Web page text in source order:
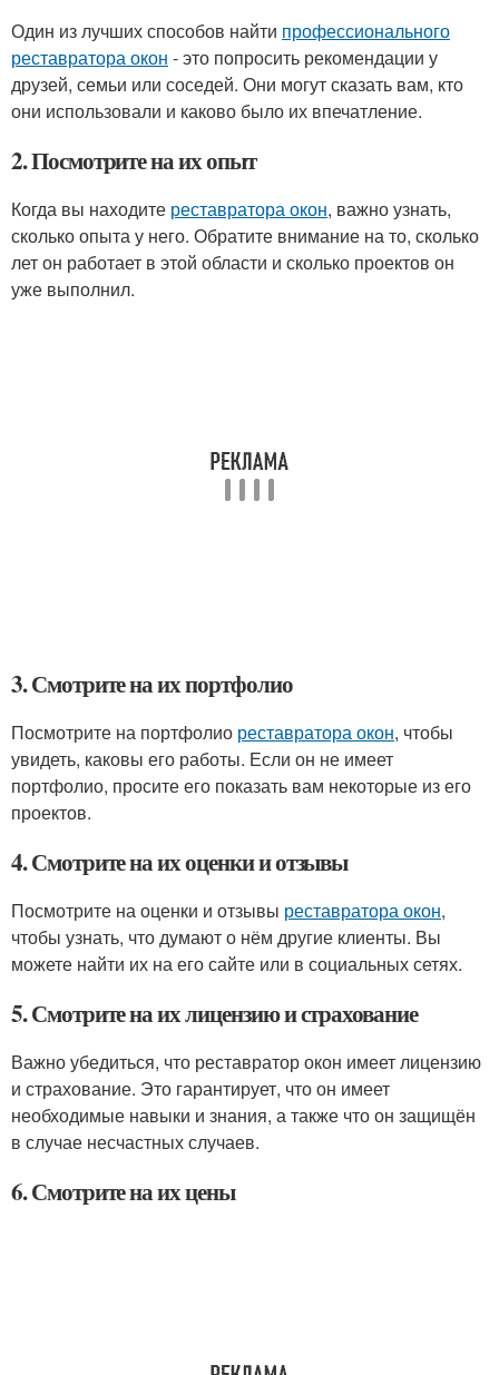
Один из лучших способов найти профессионального
реставратора окон - это попросить рекомендации у
друзей, семьи или соседей. Они могут сказать вам, кто
они использовали и каково было их впечатление.
2. Посмотрите на их опыт
Когда вы находите реставратора окон, важно узнать,
сколько опыта у него. Обратите внимание на то, сколько
лет он работает в этой области и сколько проектов он
уже выполнил.
3. Смотрите на их портфолио
Посмотрите на портфолио реставратора окон, чтобы
увидеть, каковы его работы. Если он не имеет
портфолио, просите его показать вам некоторые из его
проектов.
4. Смотрите на их оценки и отзывы
Посмотрите на оценки и отзывы реставратора окон,
чтобы узнать, что думают о нём другие клиенты. Вы
можете найти их на его сайте или в социальных сетях.
5. Смотрите на их лицензию и страхование
Важно убедиться, что реставратор окон имеет лицензию
и страхование. Это гарантирует, что он имеет
необходимые навыки и знания, а также что он защищён
в случае несчастных случаев.
6. Смотрите на их цены